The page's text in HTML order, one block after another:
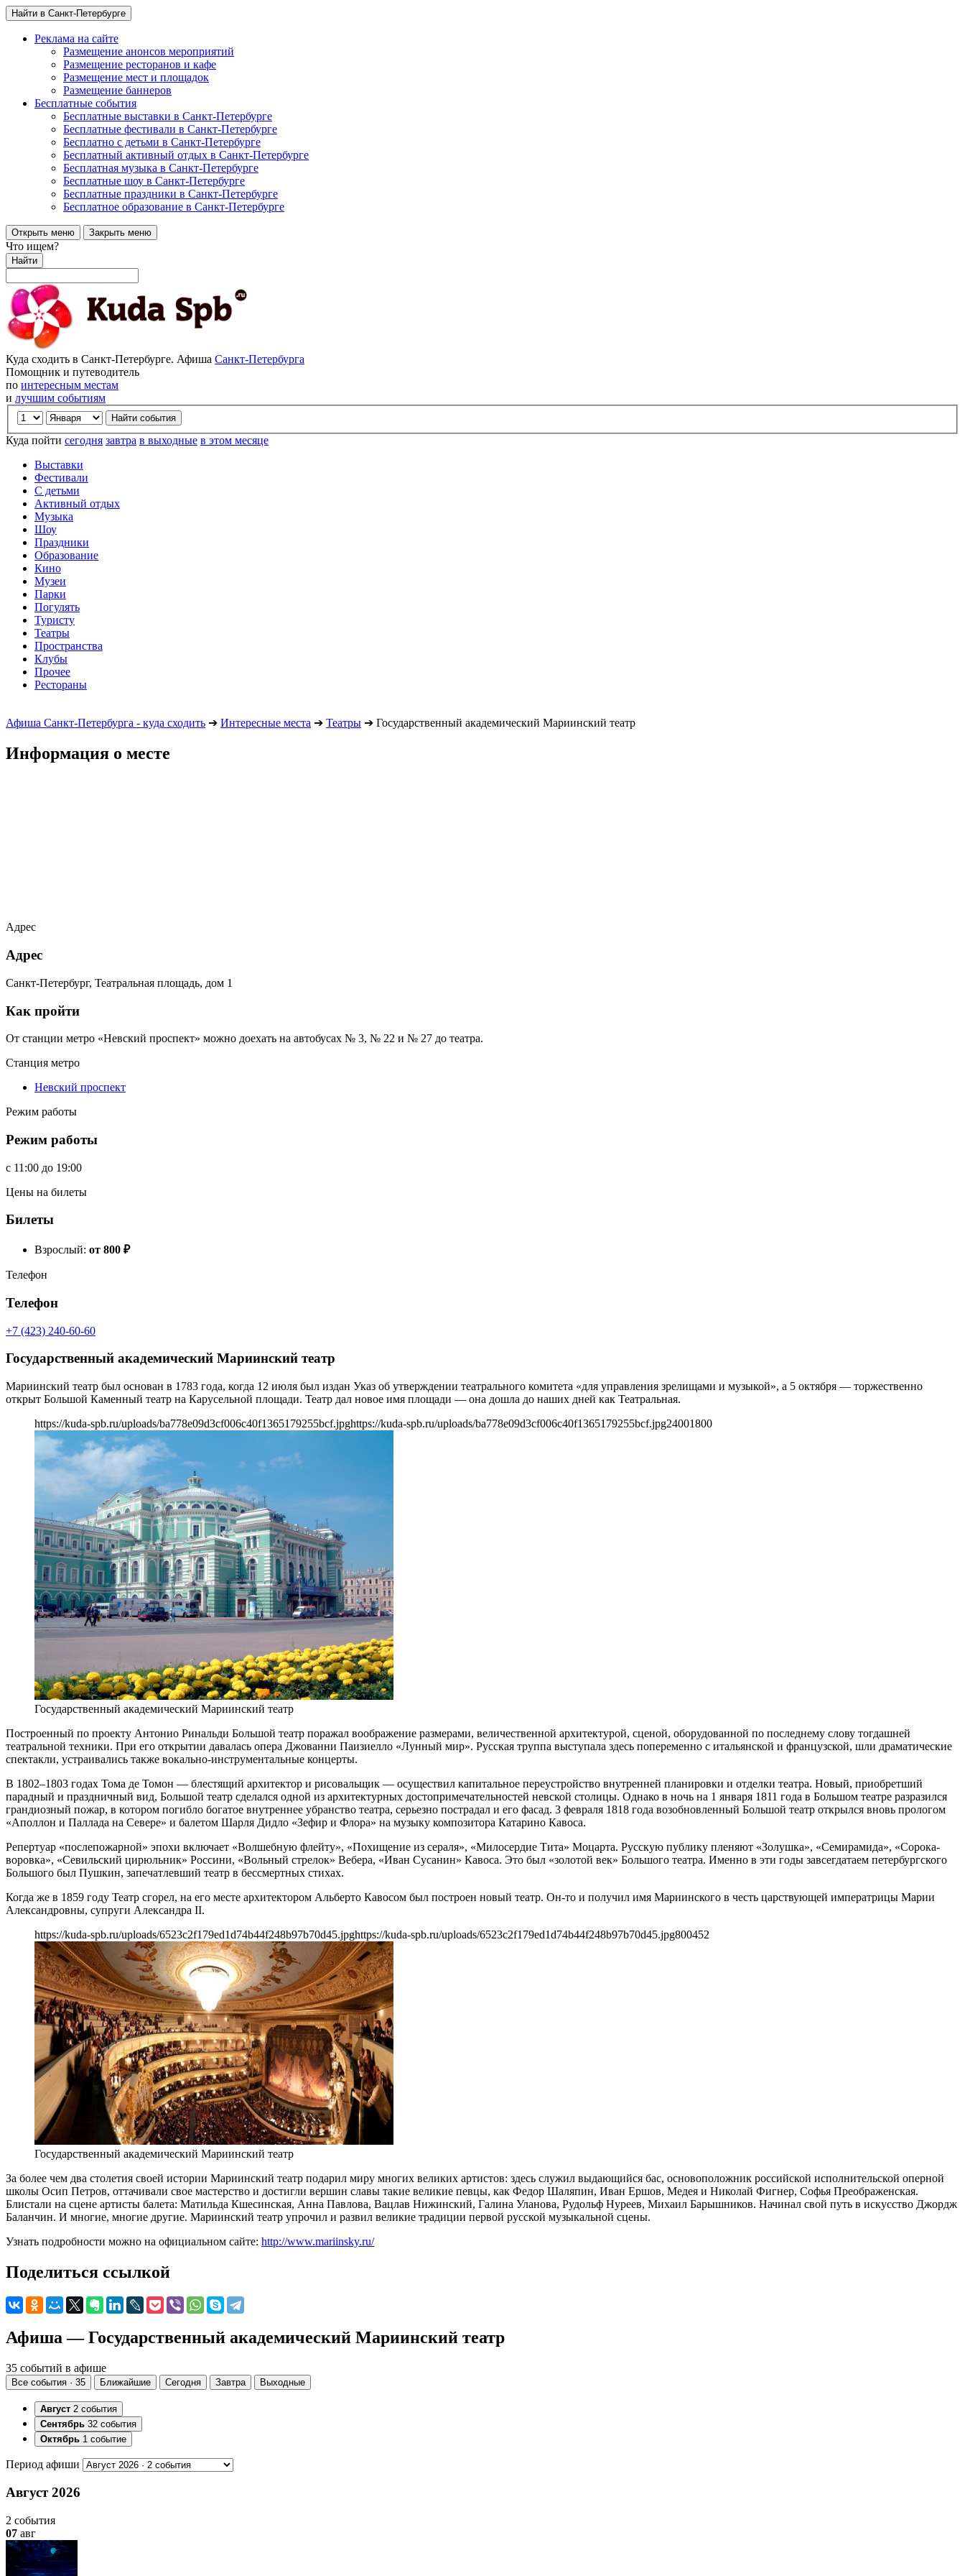
Найти в Санкт-Петербурге
Реклама на сайте
Размещение анонсов мероприятий
Размещение ресторанов и кафе
Размещение мест и площадок
Размещение баннеров
Бесплатные события
Бесплатные выставки в Санкт-Петербурге
Бесплатные фестивали в Санкт-Петербурге
Бесплатно с детьми в Санкт-Петербурге
Бесплатный активный отдых в Санкт-Петербурге
Бесплатная музыка в Санкт-Петербурге
Бесплатные шоу в Санкт-Петербурге
Бесплатные праздники в Санкт-Петербурге
Бесплатное образование в Санкт-Петербурге
Открыть меню Закрыть меню
Что ищем?
Найти
Куда сходить в Санкт-Петербурге. Афиша Санкт-Петербурга
Помощник и путеводитель
по интересным местам
и лучшим событиям
Куда пойти сегодня завтра в выходные в этом месяце
Выставки
Фестивали
С детьми
Активный отдых
Музыка
Шоу
Праздники
Образование
Кино
Музеи
Парки
Погулять
Туристу
Театры
Пространства
Клубы
Прочее
Рестораны
Афиша Санкт-Петербурга - куда сходить ➔ Интересные места ➔ Театры ➔ Государственный академический Мариинский театр
Информация о месте
Адрес
Адрес
Санкт-Петербург, Театральная площадь, дом 1
Как пройти
От станции метро «Невский проспект» можно доехать на автобусах № 3, № 22 и № 27 до театра.
Станция метро
Невский проспект
Режим работы
Режим работы
c 11:00 до 19:00
Цены на билеты
Билеты
Взрослый: от 800 ₽
Телефон
Телефон
+7 (423) 240-60-60
Государственный академический Мариинский театр
Мариинский театр был основан в 1783 года, когда 12 июля был издан Указ об утверждении театрального комитета «для управления зрелищами и музыкой», а 5 октября — торжественно
открыт Большой Каменный театр на Карусельной площади. Театр дал новое имя площади — она дошла до наших дней как Театральная.
https://kuda-spb.ru/uploads/ba778e09d3cf006c40f1365179255bcf.jpghttps://kuda-spb.ru/uploads/ba778e09d3cf006c40f1365179255bcf.jpg24001800
Государственный академический Мариинский театр
Построенный по проекту Антонио Ринальди Большой театр поражал воображение размерами, величественной архитектурой, сценой, оборудованной по последнему слову тогдашней
театральной техники. При его открытии давалась опера Джованни Паизиелло «Лунный мир». Русская труппа выступала здесь попеременно с итальянской и французской, шли драматические
спектакли, устраивались также вокально-инструментальные концерты.
В 1802–1803 годах Тома де Томон — блестящий архитектор и рисовальщик — осуществил капитальное переустройство внутренней планировки и отделки театра. Новый, приобретший
парадный и праздничный вид, Большой театр сделался одной из архитектурных достопримечательностей невской столицы. Однако в ночь на 1 января 1811 года в Большом театре разразился
грандиозный пожар, в котором погибло богатое внутреннее убранство театра, серьезно пострадал и его фасад. 3 февраля 1818 года возобновленный Большой театр открылся вновь прологом
«Аполлон и Паллада на Севере» и балетом Шарля Дидло «Зефир и Флора» на музыку композитора Катарино Кавоса.
Репертуар «послепожарной» эпохи включает «Волшебную флейту», «Похищение из сераля», «Милосердие Тита» Моцарта. Русскую публику пленяют «Золушка», «Семирамида», «Сорока-
воровка», «Севильский цирюльник» Россини, «Вольный стрелок» Вебера, «Иван Сусанин» Кавоса. Это был «золотой век» Большого театра. Именно в эти годы завсегдатаем петербургского
Большого был Пушкин, запечатлевший театр в бессмертных стихах.
Когда же в 1859 году Театр сгорел, на его месте архитектором Альберто Кавосом был построен новый театр. Он-то и получил имя Мариинского в честь царствующей императрицы Марии
Александровны, супруги Александра II.
https://kuda-spb.ru/uploads/6523c2f179ed1d74b44f248b97b70d45.jpghttps://kuda-spb.ru/uploads/6523c2f179ed1d74b44f248b97b70d45.jpg800452
Государственный академический Мариинский театр
За более чем два столетия своей истории Мариинский театр подарил миру многих великих артистов: здесь служил выдающийся бас, основоположник российской исполнительской оперной
школы Осип Петров, оттачивали свое мастерство и достигли вершин славы такие великие певцы, как Федор Шаляпин, Иван Ершов, Медея и Николай Фигнер, Софья Преображенская.
Блистали на сцене артисты балета: Матильда Кшесинская, Анна Павлова, Вацлав Нижинский, Галина Уланова, Рудольф Нуреев, Михаил Барышников. Начинал свой путь в искусство Джордж
Баланчин. И многие, многие другие. Мариинский театр упрочил и развил великие традиции первой русской музыкальной сцены.
Узнать подробности можно на официальном сайте: http://www.mariinsky.ru/
Поделиться ссылкой
Афиша — Государственный академический Мариинский театр
35 событий в афише
Все события · 35 Ближайшие Сегодня Завтра Выходные
Август 2 события
Сентябрь 32 события
Октябрь 1 событие
Период афиши
Август 2026
2 события
07 авг